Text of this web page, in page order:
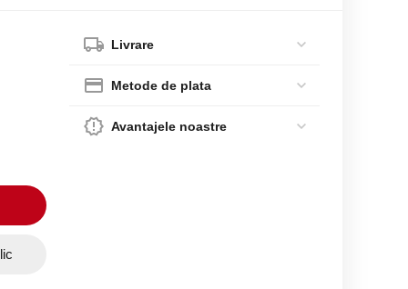
Livrare
Metode de plata
Avantajele noastre